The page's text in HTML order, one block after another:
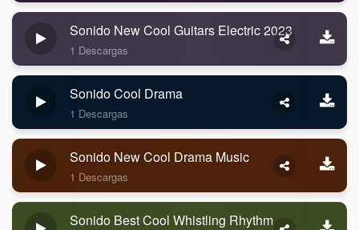
Sonido New Cool Guitars Electric 2023
1 Descargas
Sonido Cool Drama
1 Descargas
Sonido New Cool Drama Music
1 Descargas
Sonido Best Cool Whistling Rhythm